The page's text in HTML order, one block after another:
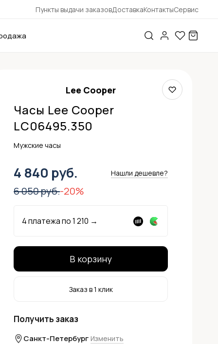
Пункты выдачи заказовДоставкаКонтактыСервис
Lee Cooper
Часы Lee Cooper
LC06495.350
Мужские часы
4 840 руб. Нашли дешевле?
6 050 руб.-20%
4 платежа по1 210 →
В корзину
Заказ в 1 клик
Получить заказ
Санкт-Петербург Изменить